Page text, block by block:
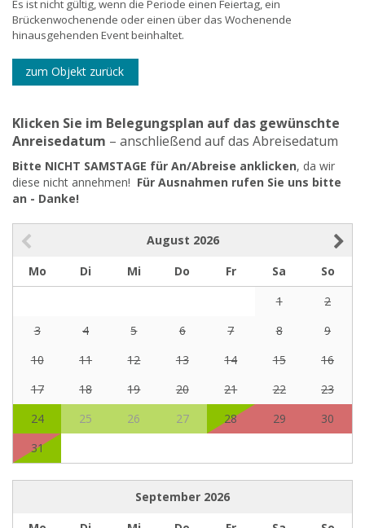
Es ist nicht gültig, wenn die Periode einen Feiertag, ein
Brückenwochenende oder einen über das Wochenende
hinausgehenden Event beinhaltet.
zum Objekt zurück
Klicken Sie im Belegungsplan auf das gewünschte
Anreisedatum – anschließend auf das Abreisedatum
Bitte NICHT SAMSTAGE für An/Abreise anklicken, da wir
diese nicht annehmen! Für Ausnahmen rufen Sie uns bitte
an - Danke!
August 2026
Mo
Di Mi Do Fr Sa
So
1
2
3
4 5 6 7 8
9
10
11 12 13 14 15
16
17
18 19 20 21 22
23
24
25 26 27 28 29
30
31
September 2026